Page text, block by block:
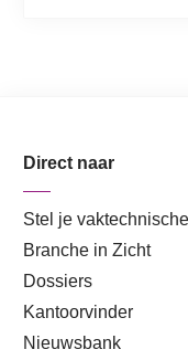
Direct naar
Stel je
Branche in Zicht
Dossiers
Kantoorvinder
Nieuwsbank